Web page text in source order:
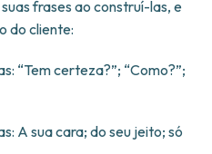
frases ao construí-las, e
do cliente:
“Tem certeza?”; “Como?”;
A sua cara; do seu jeito; só